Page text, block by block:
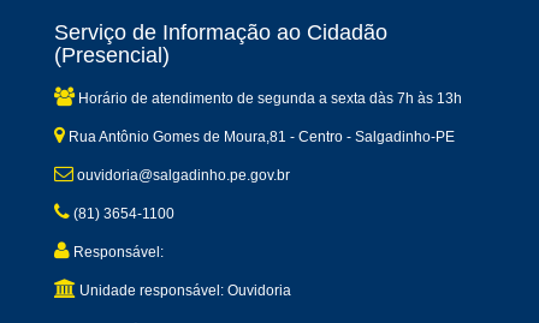
Serviço de Informação ao Cidadão
(Presencial)
Horário de atendimento de segunda a sexta dàs 7h às 13h
Rua Antônio Gomes de Moura,81 - Centro - Salgadinho-PE
ouvidoria@salgadinho.pe.gov.br
(81) 3654-1100
Responsável:
Unidade responsável: Ouvidoria